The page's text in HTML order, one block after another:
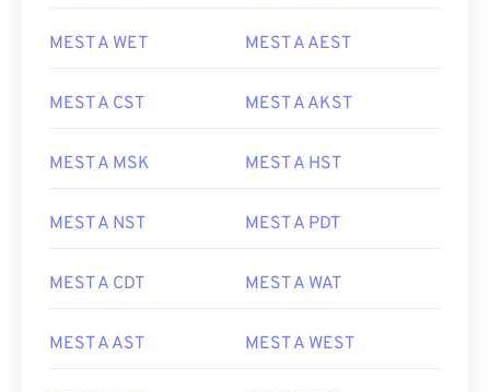
MEST A WET MEST A AEST
MEST A CST MEST A AKST
MEST A MSK MEST A HST
MEST A NST MEST A PDT
MEST A CDT MEST A WAT
MEST A AST MEST A WEST